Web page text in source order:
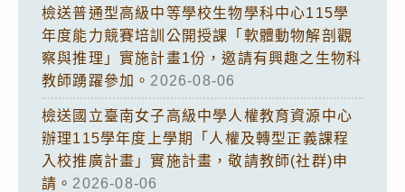
檢送普通型高級中等學校生物學科中心115學
年度能力競賽培訓公開授課「軟體動物解剖觀
察與推理」實施計畫1份，邀請有興趣之生物科
教師踴躍參加。 2026-08-06
檢送國立臺南女子高級中學人權教育資源中心
辦理115學年度上學期「人權及轉型正義課程
入校推廣計畫」實施計畫，敬請教師(社群)申
請。 2026-08-06